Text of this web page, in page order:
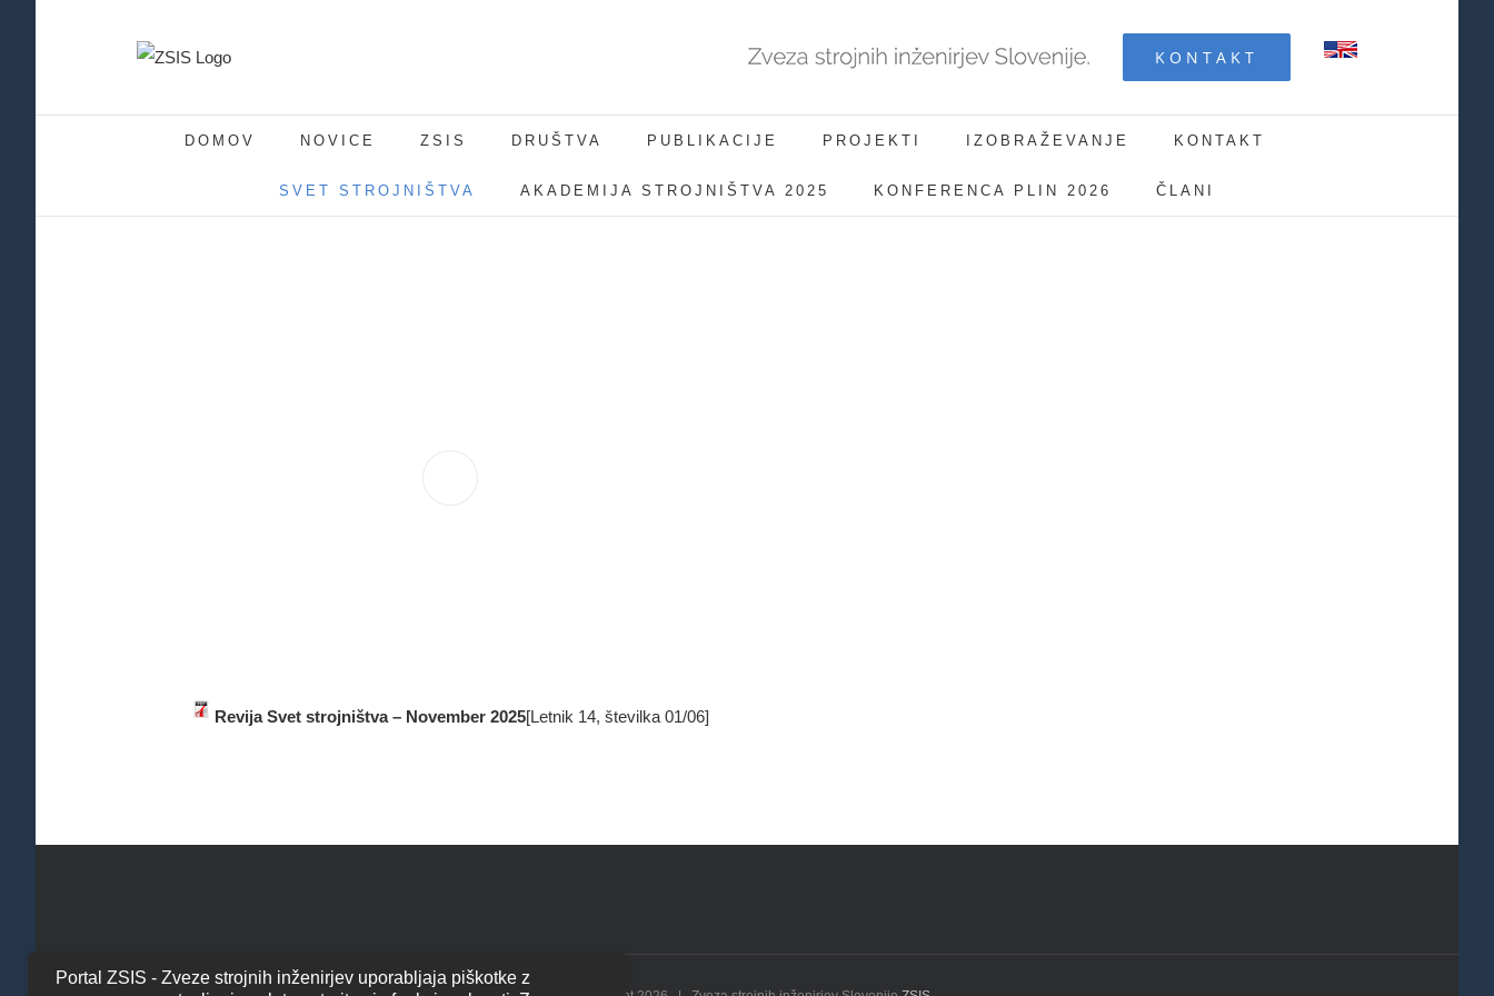
KONTAKT
DOMOV NOVICE ZSIS DRUŠTVA PUBLIKACIJE PROJEKTI IZOBRAŽEVANJE KONTAKT
SVET STROJNIŠTVA AKADEMIJA STROJNIŠTVA 2025 KONFERENCA PLIN 2026 ČLANI
Revija Svet strojništva – November 2025[Letnik 14, številka 01/06]
Portal ZSIS - Zveze strojnih inženirjev uporabljaja piškotke z